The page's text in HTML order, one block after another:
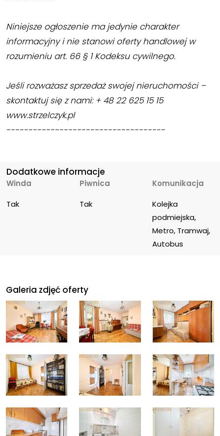
Niniejsze ogłoszenie ma jedynie charakter
informacyjny i nie stanowi oferty handlowej w
rozumieniu art. 66 § 1 Kodeksu cywilnego.
Jeśli rozważasz sprzedaż swojej nieruchomości –
skontaktuj się z nami: + 48 22 625 15 15
www.strzelczyk.pl
------------------------------------
Dodatkowe informacje
Winda
Tak
Piwnica
Tak
Komunikacja
Kolejka
podmiejska,
Metro, Tramwaj,
Autobus
Galeria zdjęć oferty